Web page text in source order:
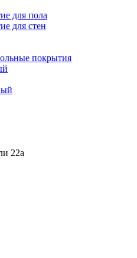
для пола
для стен
покрытия
22а